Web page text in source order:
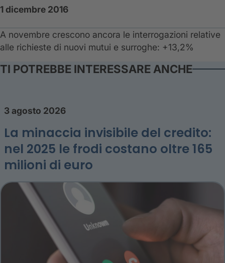
1 dicembre 2016
A novembre crescono ancora le interrogazioni relative
alle richieste di nuovi mutui e surroghe: +13,2%
TI POTREBBE INTERESSARE ANCHE
3 agosto 2026
La minaccia invisibile del credito:
nel 2025 le frodi costano oltre 165
milioni di euro